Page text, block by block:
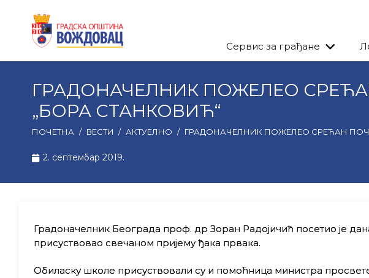
Сервис за грађане
ГРАДОНАЧЕЛНИК ПОЖЕЛЕО
„БОРА СТАНКОВИЋ“
ПОЧЕТНА / ВЕСТИ / АКТУЕЛНО / ГРАДОНАЧЕЛНИК ПОЖЕЛЕО СРЕЋАН
2. септембар 2019.
Градоначелник Београда проф. др Зоран Радојичић посетио је
присуствовао свечаном пријему ђака првака.
Обиласку школе присуствовали су и помоћница министра